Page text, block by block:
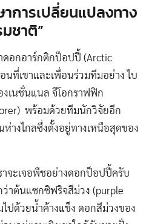
การเปลี่ยนแปลงทาง
ชาติ”
ดอกอาร์กติกป็อปปี้ (Arctic
นที่เขาและเพื่อนร่วมทีมอย่าง ไบ
เนชั่นแนล จีโอกราฟฟิก
พร้อมด้วยทีมนักวิจัยอีก
ห่างไกลซึ่งตั้งอยู่ทางเหนือสุดของ
าจะเจอพืชอย่างดอกป็อปปี้ครับ
าต้นแซกซิฟริจสีม่วง (purple
ปด้วยน้ำค้างแข็ง ดอกสีม่วงของ